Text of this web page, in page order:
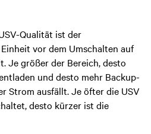
Qualität ist der
vor dem Umschalten auf
Je größer der Bereich, desto
und desto mehr Backup-
Strom ausfällt. Je öfter die USV
desto kürzer ist die